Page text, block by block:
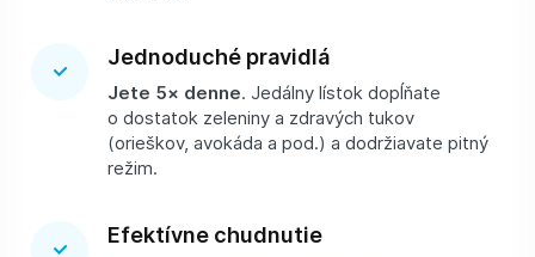
Jednoduché pravidlá
Jete 5× denne. Jedálny lístok dopĺňate
o dostatok zeleniny a zdravých tukov
(orieškov, avokáda a pod.) a dodržiavate pitný
režim.
Efektívne chudnutie